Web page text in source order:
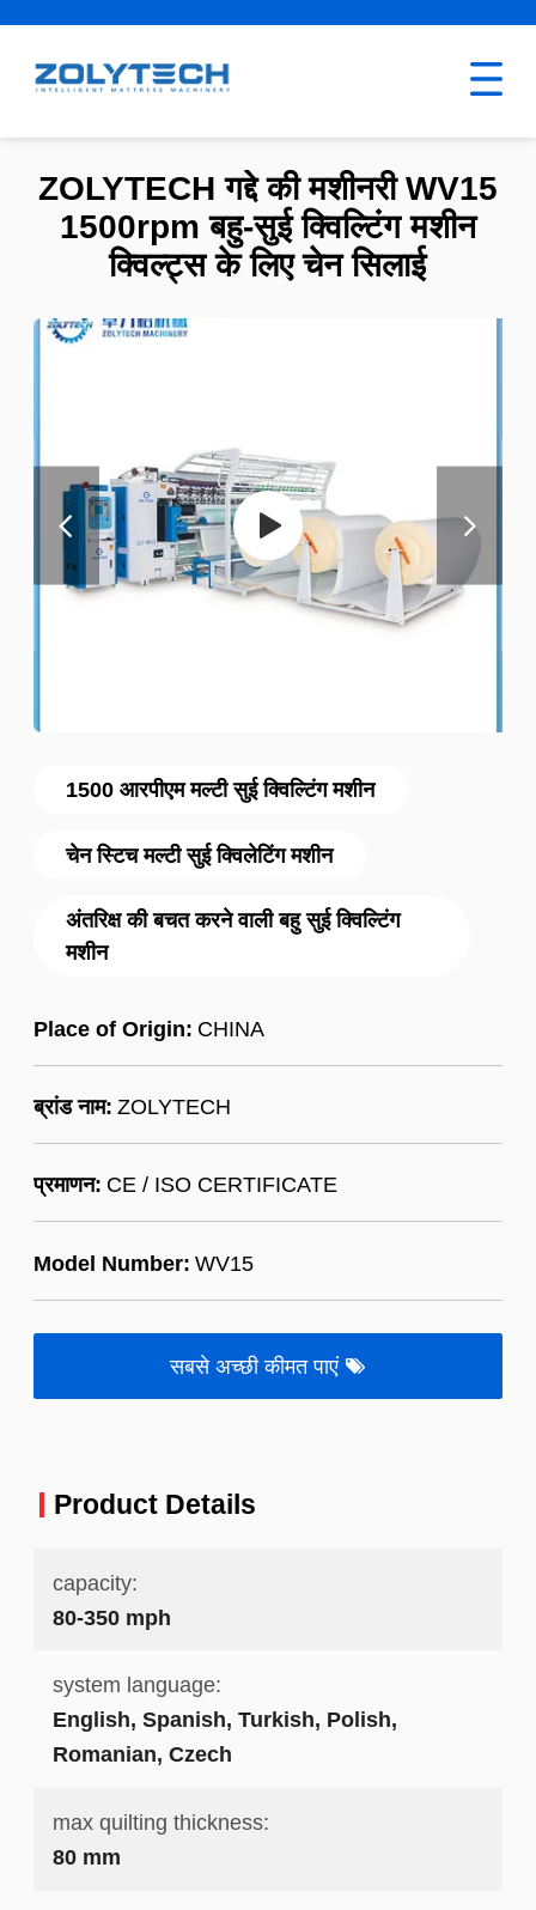
1500 आरपीएम मल्टी सुई क्विल्टिंग मशीन
चेन स्टिच मल्टी सुई क्विलेटिंग मशीन
अंतरिक्ष की बचत करने वाली बहु सुई क्विल्टिंग
मशीन
Place of Origin: CHINA
ब्रांड नाम: ZOLYTECH
प्रमाणन: CE / ISO CERTIFICATE
Model Number: WV15
सबसे अच्छी कीमत पाएं
ZOLYTECH गद्दे की मशीनरी WV15
1500rpm बहु-सुई क्विल्टिंग मशीन
क्विल्ट्स के लिए चेन सिलाई
Product Details
capacity:
80-350 mph
system language:
English, Spanish, Turkish, Polish,
Romanian, Czech
max quilting thickness:
80 mm